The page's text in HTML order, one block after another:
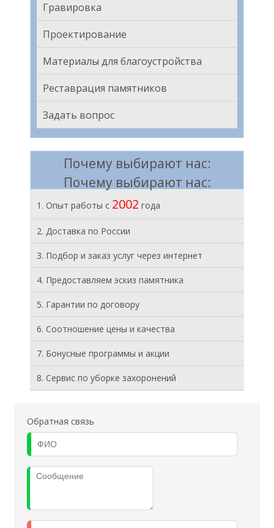
Гравировка
Проектирование
Материалы для благоустройства
Реставрация памятников
Задать вопрос
Почему выбирают нас:
Почему выбирают нас:
1. Опыт работы с 2002 года
2. Доставка по России
3. Подбор и заказ услуг через интернет
4. Предоставляем эскиз памятника
5. Гарантии по договору
6. Соотношение цены и качества
7. Бонусные программы и акции
8. Cервис по уборке захоронений
Обратная связь